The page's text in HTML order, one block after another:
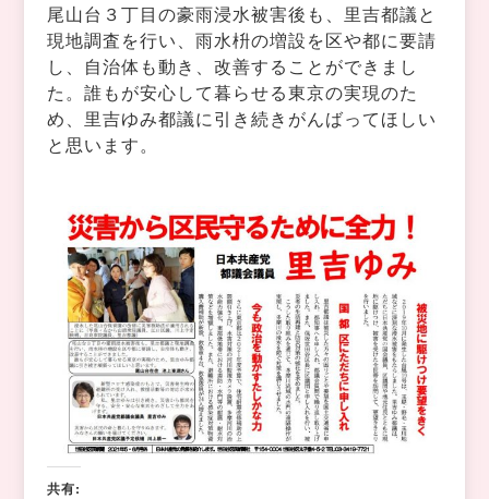
尾山台３丁目の豪雨浸水被害後も、里吉都議と
現地調査を行い、雨水枡の増設を区や都に要請
し、自治体も動き、改善することができまし
た。誰もが安心して暮らせる東京の実現のた
め、里吉ゆみ都議に引き続きがんばってほしい
と思います。
共有: